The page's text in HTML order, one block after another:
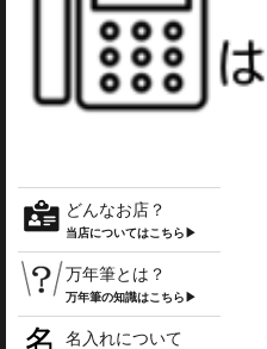
どんなお店？
当店についてはこちら▶
万年筆とは？
万年筆の知識はこちら▶
名入れについて